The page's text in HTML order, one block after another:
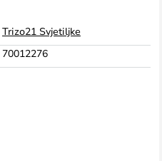
Trizo21 Svjetiljke
70012276